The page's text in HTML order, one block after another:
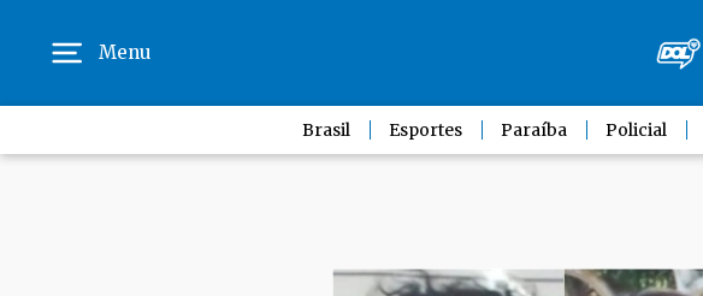
Menu
Brasil Esportes Paraíba Policial